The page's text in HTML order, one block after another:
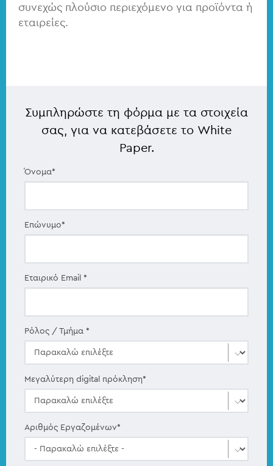
συνεχώς πλούσιο περιεχόμενο για προϊόντα ή
εταιρείες.
Συμπληρώστε τη φόρμα με τα στοιχεία
σας, για να κατεβάσετε το White
Paper.
Όνομα*
Επώνυμο*
Εταιρικό Email *
Ρόλος / Τμήμα *
Μεγαλύτερη digital πρόκληση*
Αριθμός Εργαζομένων*